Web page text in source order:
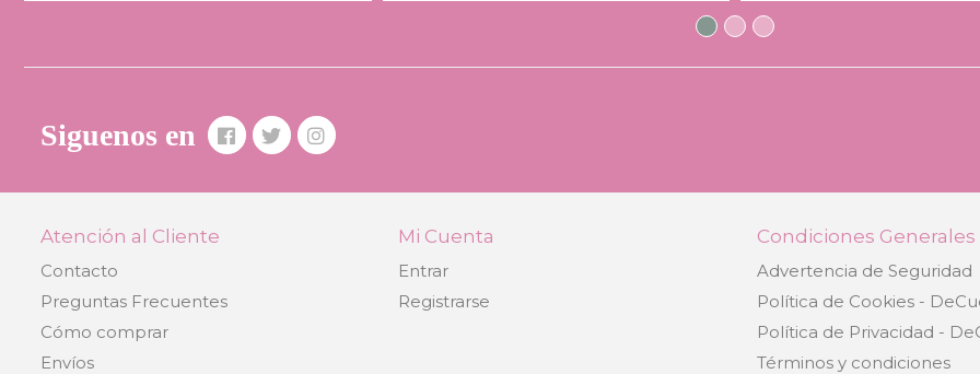
Siguenos en
Atención al Cliente
Contacto
Preguntas Frecuentes
Cómo comprar
Envíos
Mi Cuenta
Entrar
Registrarse
Condiciones Generales
Advertencia de Seguridad
Política de Cookies -
Política de Privacidad -
Términos y condiciones